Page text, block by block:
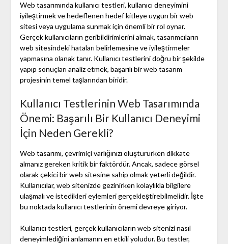
Web tasarımında kullanıcı testleri, kullanıcı deneyimini
iyileştirmek ve hedeflenen hedef kitleye uygun bir web
sitesi veya uygulama sunmak için önemli bir rol oynar.
Gerçek kullanıcıların geribildirimlerini almak, tasarımcıların
web sitesindeki hataları belirlemesine ve iyileştirmeler
yapmasına olanak tanır. Kullanıcı testlerini doğru bir şekilde
yapıp sonuçları analiz etmek, başarılı bir web tasarım
projesinin temel taşlarından biridir.
Kullanıcı Testlerinin Web Tasarımında
Önemi: Başarılı Bir Kullanıcı Deneyimi
İçin Neden Gerekli?
Web tasarımı, çevrimiçi varlığınızı oluştururken dikkate
almanız gereken kritik bir faktördür. Ancak, sadece görsel
olarak çekici bir web sitesine sahip olmak yeterli değildir.
Kullanıcılar, web sitenizde gezinirken kolaylıkla bilgilere
ulaşmalı ve istedikleri eylemleri gerçekleştirebilmelidir. İşte
bu noktada kullanıcı testlerinin önemi devreye giriyor.
Kullanıcı testleri, gerçek kullanıcıların web sitenizi nasıl
deneyimlediğini anlamanın en etkili yoludur. Bu testler,